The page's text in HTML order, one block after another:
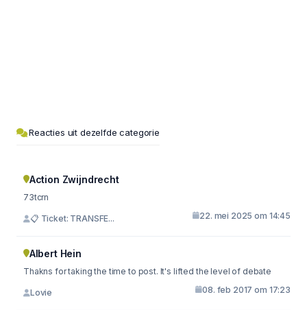
Reacties uit dezelfde categorie
Action Zwijndrecht
73tcrn
📋 Ticket: TRANSFE... 22. mei 2025 om 14:45
Albert Hein
Thakns for taking the time to post. It's lifted the level of debate
Lovie 08. feb 2017 om 17:23